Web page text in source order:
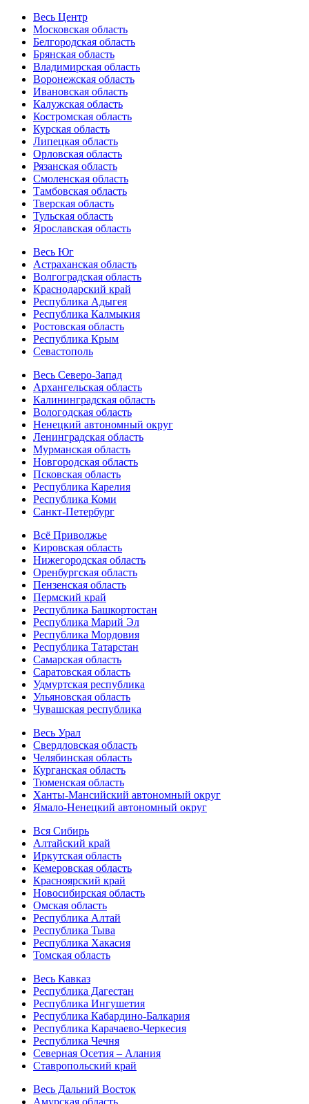
Весь Центр
Московская область
Белгородская область
Брянская область
Владимирская область
Воронежская область
Ивановская область
Калужская область
Костромская область
Курская область
Липецкая область
Орловская область
Рязанская область
Смоленская область
Тамбовская область
Тверская область
Тульская область
Ярославская область
Весь Юг
Астраханская область
Волгоградская область
Краснодарский край
Республика Адыгея
Республика Калмыкия
Ростовская область
Республика Крым
Севастополь
Весь Северо-Запад
Архангельская область
Калининградская область
Вологодская область
Ненецкий автономный округ
Ленинградская область
Мурманская область
Новгородская область
Псковская область
Республика Карелия
Республика Коми
Санкт-Петербург
Всё Приволжье
Кировская область
Нижегородская область
Оренбургская область
Пензенская область
Пермский край
Республика Башкортостан
Республика Марий Эл
Республика Мордовия
Республика Татарстан
Самарская область
Саратовская область
Удмуртская республика
Ульяновская область
Чувашская республика
Весь Урал
Свердловская область
Челябинская область
Курганская область
Тюменская область
Ханты-Мансийский автономный округ
Ямало-Ненецкий автономный округ
Вся Сибирь
Алтайский край
Иркутская область
Кемеровская область
Красноярский край
Новосибирская область
Омская область
Республика Алтай
Республика Тыва
Республика Хакасия
Томская область
Весь Кавказ
Республика Дагестан
Республика Ингушетия
Республика Кабардино-Балкария
Республика Карачаево-Черкесия
Республика Чечня
Северная Осетия – Алания
Ставропольский край
Весь Дальний Восток
Амурская область